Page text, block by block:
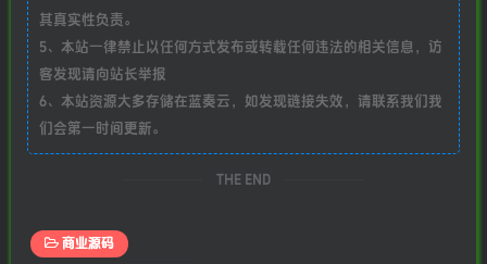
其真实性负责。
5、本站一律禁止以任何方式发布或转载任何违法的相关信息，访
客发现请向站长举报
6、本站资源大多存储在蓝奏云，如发现链接失效，请联系我们我
们会第一时间更新。
THE END
商业源码